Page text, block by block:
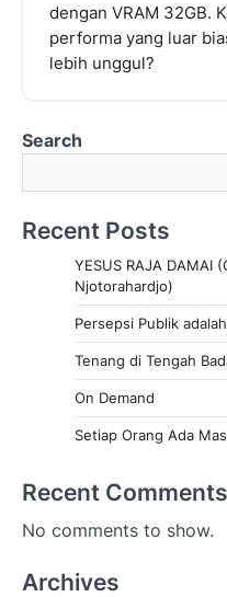
dengan VRAM 32GB.
performa yang luar
lebih unggul?
Search
Recent Posts
YESUS RAJA DAMAI
Njotorahardjo)
Persepsi Publik
Tenang di Tengah
On Demand
Setiap Orang Ada
Recent Comments
No comments to show.
Archives